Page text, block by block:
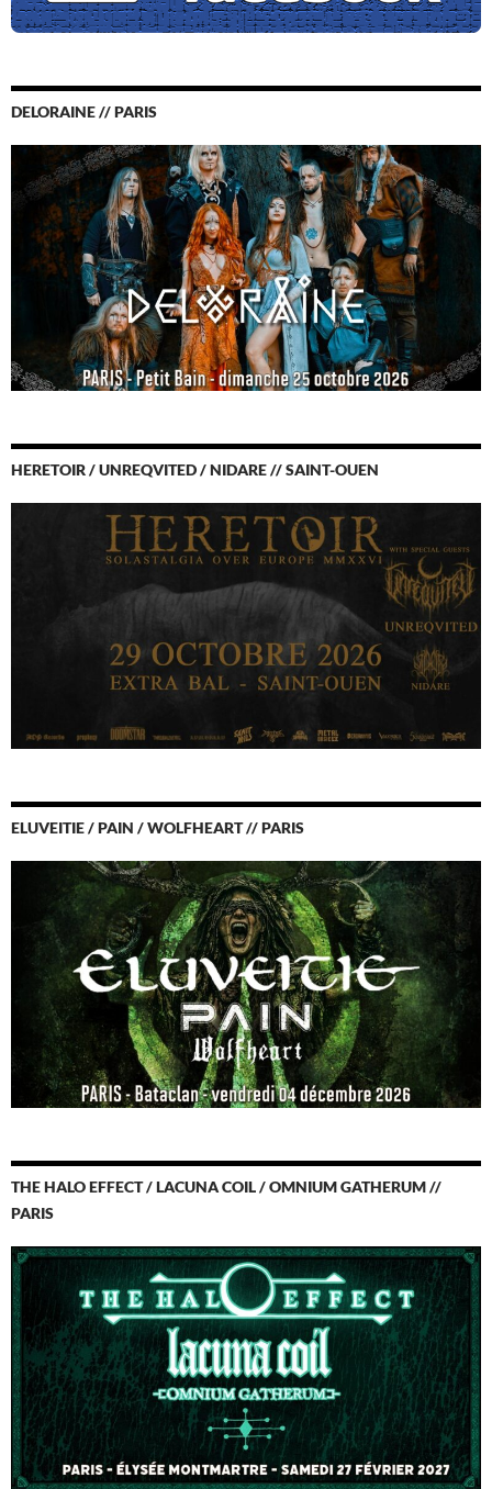
DELORAINE // PARIS
HERETOIR / UNREQVITED / NIDARE // SAINT-OUEN
ELUVEITIE / PAIN / WOLFHEART // PARIS
THE HALO EFFECT / LACUNA COIL / OMNIUM GATHERUM //
PARIS